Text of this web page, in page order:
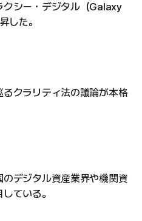
クシー・デジタル（Galaxy
した。
クラリティ法の議論が本格
デジタル資産業界や機関資
ている。